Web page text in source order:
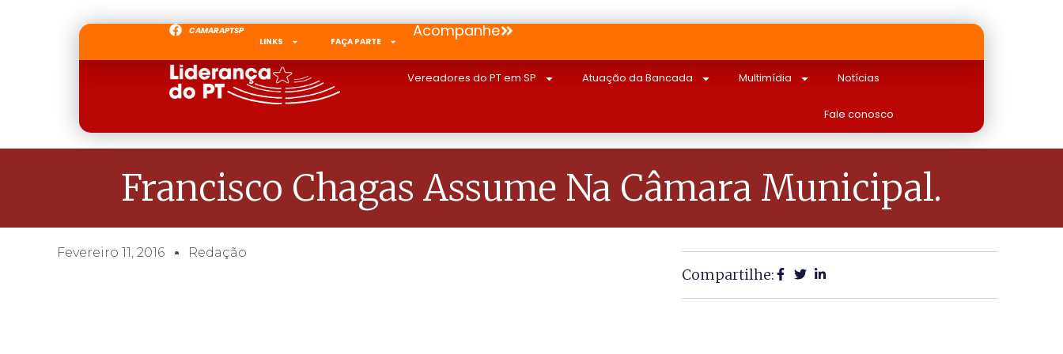
CAMARAPTSP
LINKS
FAÇA PARTE
Acompanhe
Vereadores do PT em SP Atuação da Bancada Multimídia Notícias
Fale conosco
Francisco Chagas Assume Na Câmara Municipal.
Fevereiro 11, 2016 Redação
Compartilhe: